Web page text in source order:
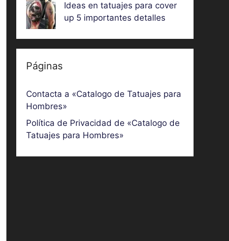
Ideas en tatuajes para cover
up 5 importantes detalles
Páginas
Contacta a «Catalogo de Tatuajes para
Hombres»
Política de Privacidad de «Catalogo de
Tatuajes para Hombres»